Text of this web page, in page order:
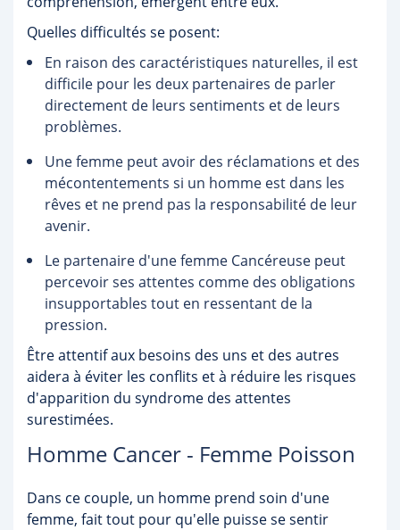
Quelles difficultés se posent:
En raison des caractéristiques naturelles, il est
difficile pour les deux partenaires de parler
directement de leurs sentiments et de leurs
problèmes.
Une femme peut avoir des réclamations et des
mécontentements si un homme est dans les
rêves et ne prend pas la responsabilité de leur
avenir.
Le partenaire d'une femme Cancéreuse peut
percevoir ses attentes comme des obligations
insupportables tout en ressentant de la
pression.
Être attentif aux besoins des uns et des autres
aidera à éviter les conflits et à réduire les risques
d'apparition du syndrome des attentes
surestimées.
Homme Cancer - Femme Poisson
Dans ce couple, un homme prend soin d'une
femme, fait tout pour qu'elle puisse se sentir